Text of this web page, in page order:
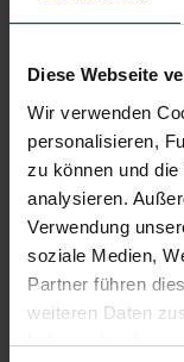
Diese Webseite
Wir verwenden
personalisieren,
zu können und
analysieren.
Verwendung
soziale Medien,
Partner führen
weiteren Daten
haben oder die
29,35 €
Sofort
Deutschlands
Merken
Artikel Nr.: